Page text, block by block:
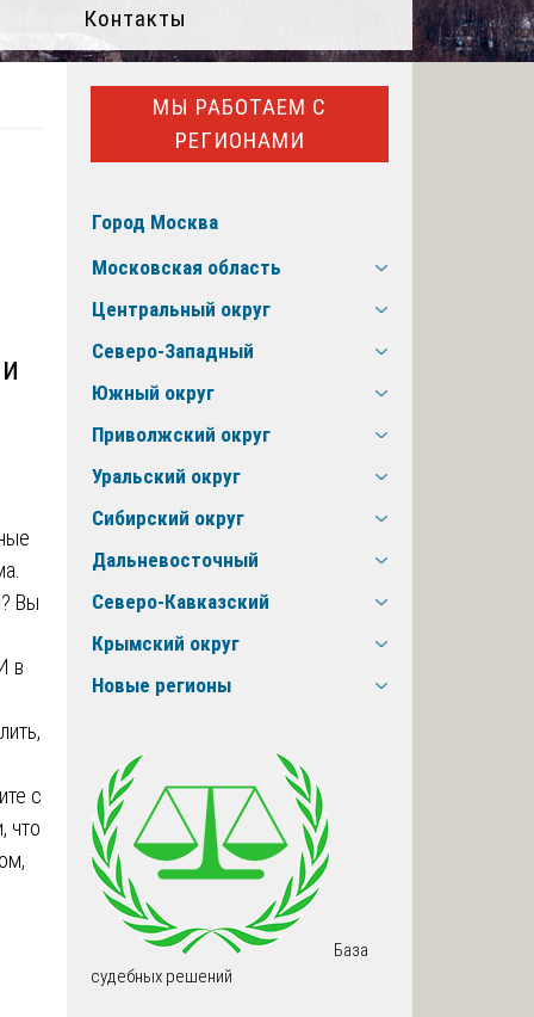
Контакты
Вы
в
с
что
МЫ РАБОТАЕМ С
РЕГИОНАМИ
Город Москва
Московская область
Центральный округ
Северо-Западный
Южный округ
Приволжский округ
Уральский округ
Сибирский округ
Дальневосточный
Северо-Кавказский
Крымский округ
Новые регионы
База
судебных решений